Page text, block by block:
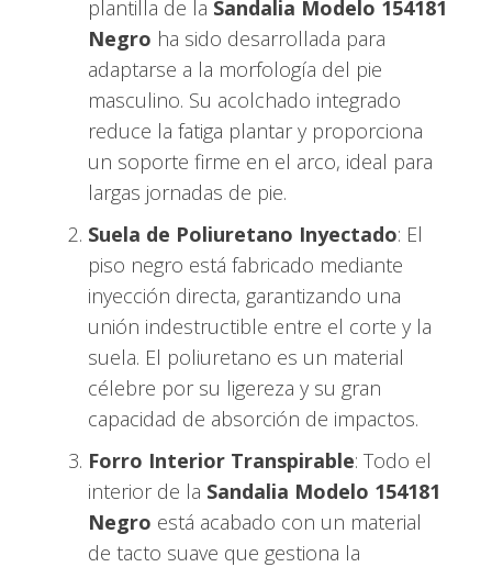
plantilla de la Sandalia Modelo 154181
Negro ha sido desarrollada para
adaptarse a la morfología del pie
masculino. Su acolchado integrado
reduce la fatiga plantar y proporciona
un soporte firme en el arco, ideal para
largas jornadas de pie.
Suela de Poliuretano Inyectado: El
piso negro está fabricado mediante
inyección directa, garantizando una
unión indestructible entre el corte y la
suela. El poliuretano es un material
célebre por su ligereza y su gran
capacidad de absorción de impactos.
Forro Interior Transpirable: Todo el
interior de la Sandalia Modelo 154181
Negro está acabado con un material
de tacto suave que gestiona la